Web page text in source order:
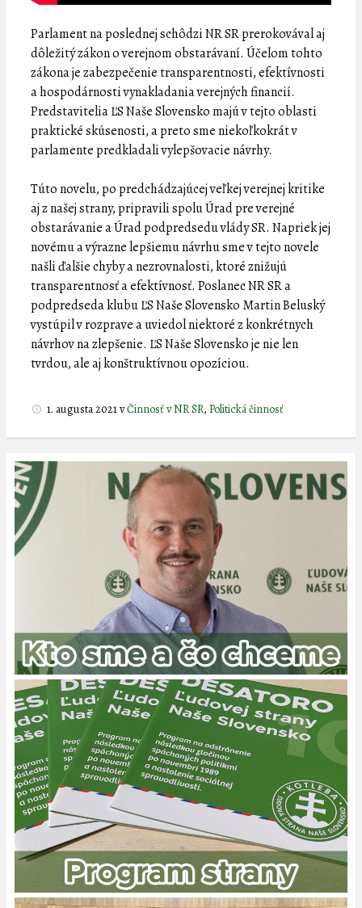
Parlament na poslednej schôdzi NR SR prerokovával aj
dôležitý zákon o verejnom obstarávaní. Účelom tohto
zákona je zabezpečenie transparentnosti, efektívnosti
a hospodárnosti vynakladania verejných financií.
Predstavitelia ĽS Naše Slovensko majú v tejto oblasti
praktické skúsenosti, a preto sme niekoľkokrát v
parlamente predkladali vylepšovacie návrhy.
Túto novelu, po predchádzajúcej veľkej verejnej kritike
aj z našej strany, pripravili spolu Úrad pre verejné
obstarávanie a Úrad podpredsedu vlády SR. Napriek jej
novému a výrazne lepšiemu návrhu sme v tejto novele
našli ďalšie chyby a nezrovnalosti, ktoré znižujú
transparentnosť a efektívnosť. Poslanec NR SR a
podpredseda klubu ĽS Naše Slovensko Martin Beluský
vystúpil v rozprave a uviedol niektoré z konkrétnych
návrhov na zlepšenie. ĽS Naše Slovensko je nie len
tvrdou, ale aj konštruktívnou opozíciou.
1. augusta 2021vČinnosť v NR SR, Politická činnosť